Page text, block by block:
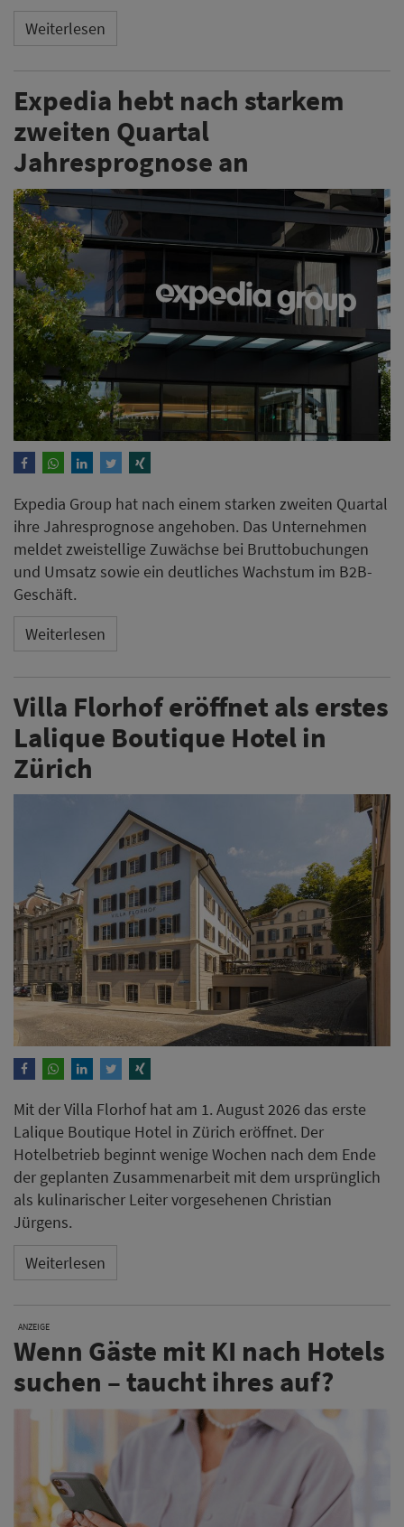
Weiterlesen
Expedia hebt nach starkem
zweiten Quartal
Jahresprognose an
Expedia Group hat nach einem starken zweiten Quartal
ihre Jahresprognose angehoben. Das Unternehmen
meldet zweistellige Zuwächse bei Bruttobuchungen
und Umsatz sowie ein deutliches Wachstum im B2B-
Geschäft.
Weiterlesen
Villa Florhof eröffnet als erstes
Lalique Boutique Hotel in
Zürich
Mit der Villa Florhof hat am 1. August 2026 das erste
Lalique Boutique Hotel in Zürich eröffnet. Der
Hotelbetrieb beginnt wenige Wochen nach dem Ende
der geplanten Zusammenarbeit mit dem ursprünglich
als kulinarischer Leiter vorgesehenen Christian
Jürgens.
Weiterlesen
ANZEIGE
Wenn Gäste mit KI nach Hotels
suchen – taucht ihres auf?